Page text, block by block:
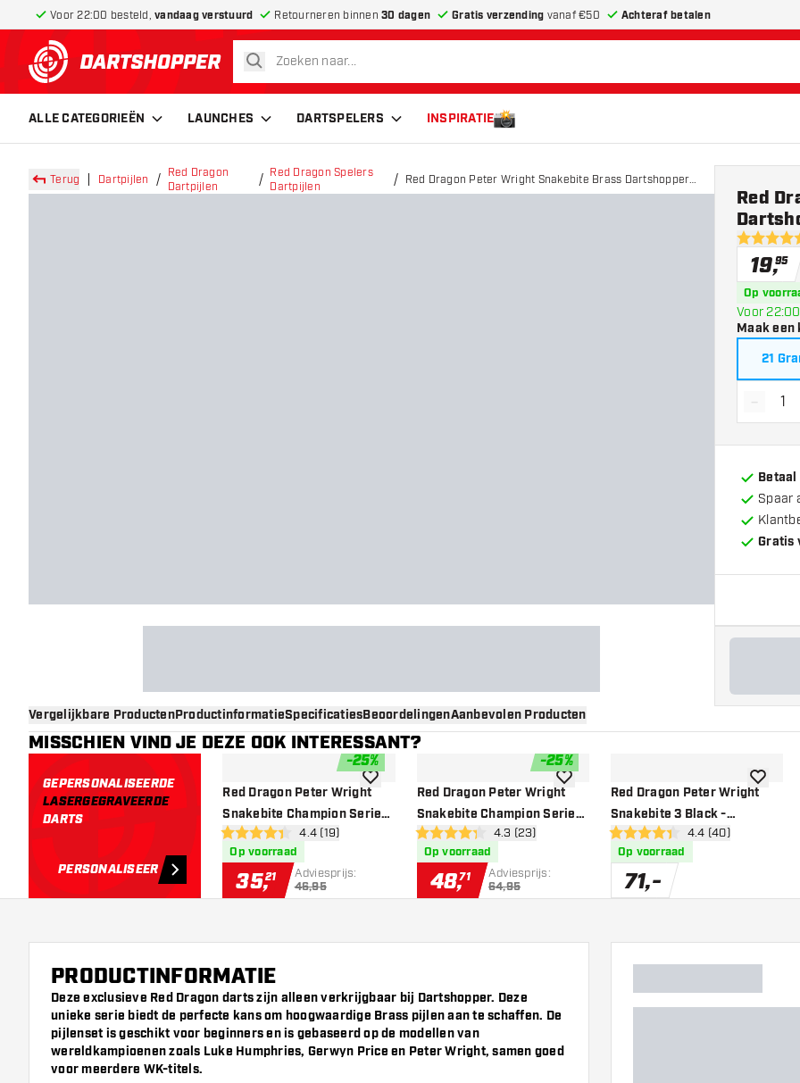
Voor 22:00 besteld, vandaag verstuurd Retourneren binnen 30 dagen Gratis verzending vanaf €50 Achteraf betalen
terug naar home pagina
zoeken
ALLE CATEGORIEËN LAUNCHES DARTSPELERS INSPIRATIE
Terug Dartpijlen
Red Dragon
Dartpijlen
Red Dragon Spelers
Dartpijlen
Red Dragon Peter Wright Snakebite Brass Dartshopper
Exclusives - Dartpijlen
4.5 score
Red
19,95
Op
Voor
Maak een
21
-
Spaar
Gratis
Vergelijkbare ProductenProductinformatieSpecificatiesBeoordelingenAanbevolen Producten
MISSCHIEN VIND JE DEZE OOK INTERESSANT?
GEPERSONALISEERDE
LASERGEGRAVEERDE
DARTS
PERSONALISEER
-25%
Red Dragon Peter Wright
Snakebite Champion Series
80% Dartshopper Exclusives
- Dartpijlen
open reviews drawer
4.4 score sterren4.4 (19)
Op voorraad
35,21 Adviesprijs:
46,95
toevoegen aan verlanglijst
-25%
Red Dragon Peter Wright
Snakebite Champion Series
90% Dartshopper Exclusives
- Dartpijlen
open reviews drawer
4.3 score sterren4.3 (23)
Op voorraad
48,71 Adviesprijs:
64,95
toevoegen aan verlanglijst
Red Dragon Peter Wright
Snakebite 3 Black -
Dartpijlenopen reviews
4.4 score sterren4.4 (40)
Op voorraad
71,-
PRODUCTINFORMATIE
Deze exclusieve Red Dragon darts zijn alleen verkrijgbaar bij Dartshopper. Deze
unieke serie biedt de perfecte kans om hoogwaardige Brass pijlen aan te schaffen. De
pijlenset is geschikt voor beginners en is gebaseerd op de modellen van
wereldkampioenen zoals Luke Humphries, Gerwyn Price en Peter Wright, samen goed
voor meerdere WK-titels.